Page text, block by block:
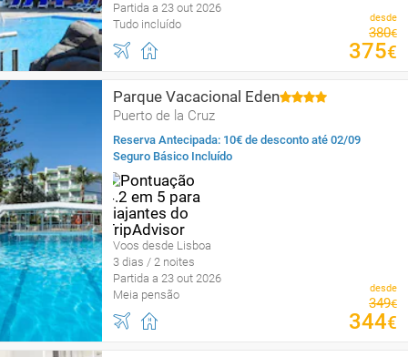
Partida a 23 out 2026
Tudo incluído
desde
380€
375€
Parque Vacacional Eden
Puerto de la Cruz
Reserva Antecipada: 10€ de desconto até 02/09
Seguro Básico Incluído
Voos desde Lisboa
3 dias / 2 noites
Partida a 23 out 2026
Meia pensão
desde
349€
344€